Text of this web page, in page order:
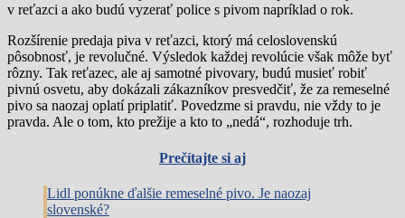
v reťazci a ako budú vyzerať police s pivom napríklad o rok.
Rozšírenie predaja piva v reťazci, ktorý má celoslovenskú
pôsobnosť, je revolučné. Výsledok každej revolúcie však môže byť
rôzny. Tak reťazec, ale aj samotné pivovary, budú musieť robiť
pivnú osvetu, aby dokázali zákazníkov presvedčiť, že za remeselné
pivo sa naozaj oplatí priplatiť. Povedzme si pravdu, nie vždy to je
pravda. Ale o tom, kto prežije a kto to „nedá“, rozhoduje trh.
Prečítajte si aj
Lidl ponúkne ďalšie remeselné pivo. Je naozaj
slovenské?